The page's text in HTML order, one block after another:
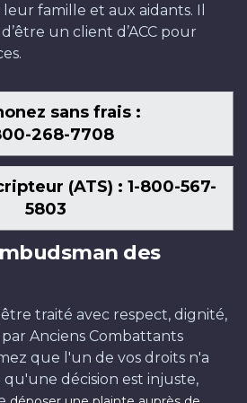
leur famille et aux aidants. Il
un client d’ACC pour
sans frais :
268-7708
(ATS) : 1-800-567-
5803
des
traité avec respect, dignité,
Anciens Combattants
que l'un de vos droits n'a
décision est injuste,